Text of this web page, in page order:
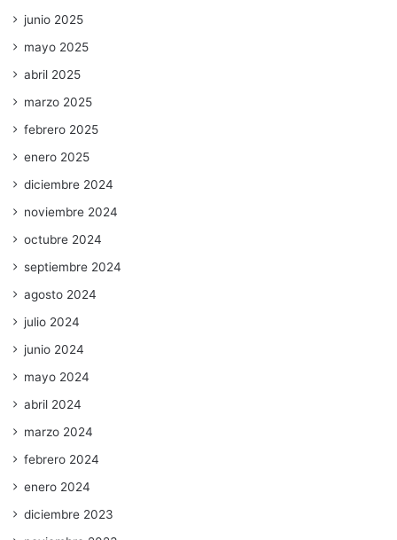
junio 2025
mayo 2025
abril 2025
marzo 2025
febrero 2025
enero 2025
diciembre 2024
noviembre 2024
octubre 2024
septiembre 2024
agosto 2024
julio 2024
junio 2024
mayo 2024
abril 2024
marzo 2024
febrero 2024
enero 2024
diciembre 2023